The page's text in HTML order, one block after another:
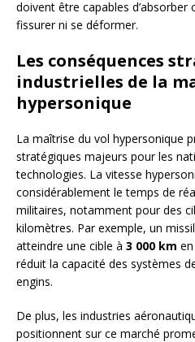
doivent être capables d’absorber
fissurer ni se déformer.
Les conséquences
industrielles de la
hypersonique
La maîtrise du vol hypersonique
stratégiques majeurs pour les
technologies. La vitesse
considérablement le temps de
militaires, notamment pour des
kilomètres. Par exemple, un
atteindre une cible à 3 000 km
réduit la capacité des systèmes
engins.
De plus, les industries
positionnent sur ce marché